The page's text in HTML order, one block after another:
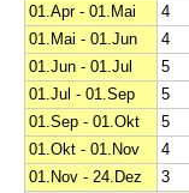
01.Apr - 01.Mai
4
01.Mai - 01.Jun
4
01.Jun - 01.Jul
5
01.Jul - 01.Sep
5
01.Sep - 01.Okt
5
01.Okt - 01.Nov
4
01.Nov - 24.Dez
3